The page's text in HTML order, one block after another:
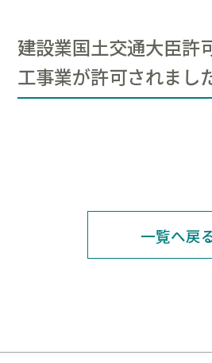
建設業国土交通大臣許
工事業が許可されまし
一覧へ戻